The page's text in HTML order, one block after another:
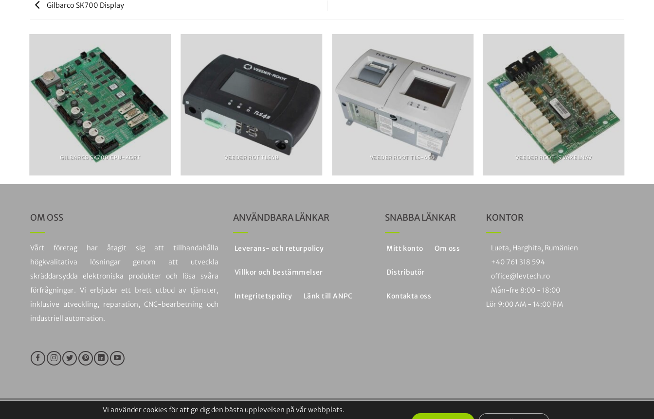
Gilbarco SK700 Display
GILBARCO SK700 CPU-KORT VEEDER ROT TLS4B VEEDER ROOT TLS-450 VEEDER ROOT IS VÄXELNAV
OM OSS
Vårt företag har åtagit sig att tillhandahålla
högkvalitativa lösningar genom att utveckla
skräddarsydda elektroniska produkter och lösa svåra
förfrågningar. Vi erbjuder ett brett utbud av tjänster,
inklusive utveckling, reparation, CNC-bearbetning och
industriell automation.
ANVÄNDBARA LÄNKAR
Leverans- och returpolicy
Villkor och bestämmelser
Integritetspolicy Länk till ANPC
SNABBA LÄNKAR
Mitt konto Om oss
Distributör
Kontakta oss
KONTOR
Lueta, Harghita, Rumänien
+40 761 318 594
office@levtech.ro
Mån-fre 8:00 - 18:00
Lör 9:00 AM - 14:00 PM
Visum PayPal MasterCard Banköverföring
Braintree
Vi använder cookies för att ge dig den bästa upplevelsen på vår webbplats.